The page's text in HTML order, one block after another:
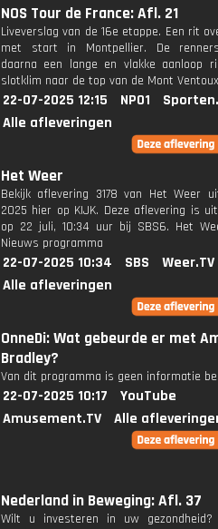
NOS Tour de France: Afl. 21
Liveverslag van de 16e etappe. Een rit
met start in Montpellier. De
daarna een lange en vlakke aanloop
slotklim naar de top van de Mont
22-07-2025 12:15 NPO1
Alle afleveringen
Het Weer
Bekijk aflevering 3178 van Het Weer
2025 hier op KIJK. Deze aflevering is
op 22 juli, 10:34 uur bij SBS6. Het
Nieuws programma
22-07-2025 10:34 SBS
Weer.TV
Alle afleveringen
OnneDi: Wat gebeurde er met
Bradley?
Van dit programma is geen informatie
22-07-2025 10:17
YouTube
Amusement.TV
Alle
Nederland in Beweging: Afl. 37
Wilt u investeren in uw gezondheid?